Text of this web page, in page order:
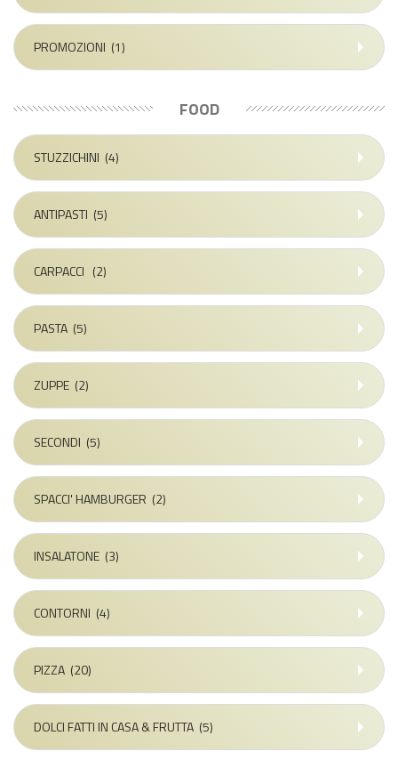
PROMOZIONI (1)
FOOD
STUZZICHINI (4)
ANTIPASTI (5)
CARPACCI (2)
PASTA (5)
ZUPPE (2)
SECONDI (5)
SPACCI' HAMBURGER (2)
INSALATONE (3)
CONTORNI (4)
PIZZA (20)
DOLCI FATTI IN CASA & FRUTTA (5)